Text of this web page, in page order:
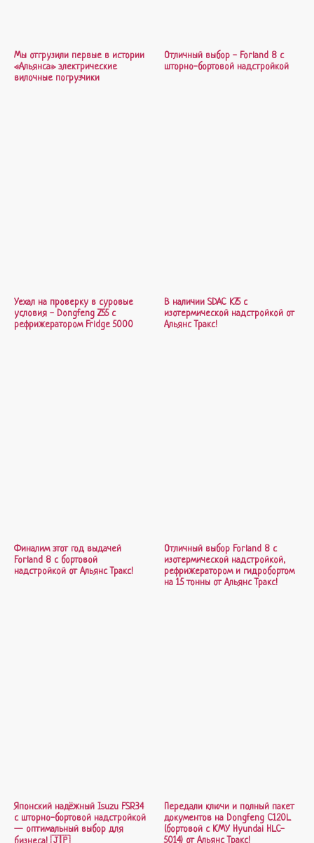
Мы отгрузили первые в истории
«Альянса» электрические
вилочные погрузчики
Отличный выбор - Forland 8 с
шторно-бортовой надстройкой
Уехал на проверку в суровые
условия - Dongfeng Z55 с
рефрижератором Fridge 5000
В наличии SDAC K7.5 с
изотермической надстройкой от
Альянс Тракс!
Финалим этот год выдачей
Forland 8 с бортовой
надстройкой от Альянс Тракс!
Отличный выбор Forland 8 с
изотермической надстройкой,
рефрижератором и гидробортом
на 1.5 тонны от Альянс Тракс!
Японский надёжный Isuzu FSR34
с шторно-бортовой надстройкой
— оптимальный выбор для
Передали ключи и полный пакет
документов на Dongfeng C120L
(бортовой с КМУ Hyundai HLC-
5014) от Альянс Тракс!